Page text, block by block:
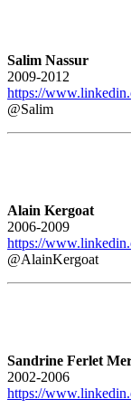
Salim Nassur
2009-2012
https://
@Salim
Alain Kergoat
2006-2009
https://
@AlainKergoat
Sandrine Ferlet
2002-2006
https://